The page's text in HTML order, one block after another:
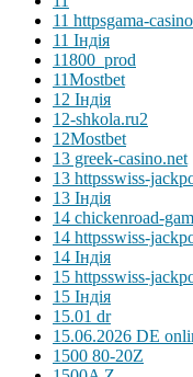
11 httpsgama-
11 Індія
11800_prod
11Mostbet
12 Індія
12-shkola.ru2
12Mostbet
13 greek-casino.net
13 httpsswiss-
13 Індія
14 chickenroad-
14 httpsswiss-
14 Індія
15 httpsswiss-
15 Індія
15.01 dr
15.06.2026 DE
1500 80-20Z